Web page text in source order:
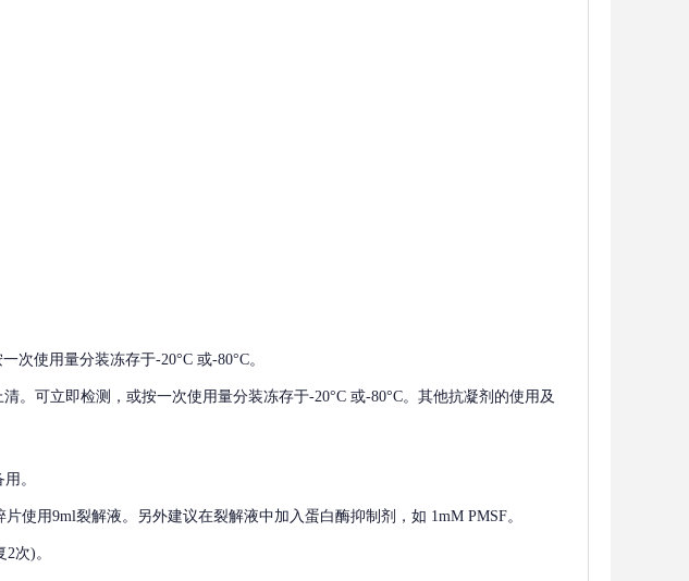
次使用量分装冻存于-20°C 或-80°C。
。可立即检测，或按一次使用量分装冻存于-20°C 或-80°C。其他抗凝剂的使用及
。
片使用9ml裂解液。另外建议在裂解液中加入蛋白酶抑制剂，如 1mM PMSF。
次)。